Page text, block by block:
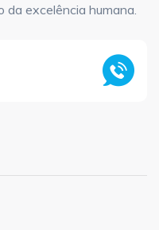
excelência humana.